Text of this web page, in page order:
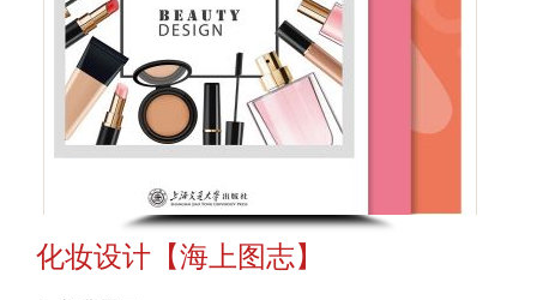
化妆设计【海上图志】